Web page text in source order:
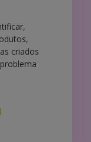
criados